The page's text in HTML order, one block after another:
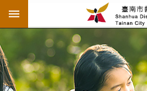
跳到主要內容區塊